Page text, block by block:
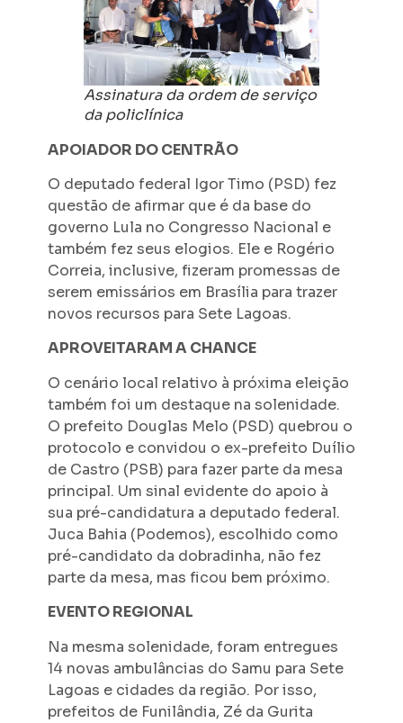
Assinatura da ordem de serviço
da policlínica
APOIADOR DO CENTRÃO
O deputado federal Igor Timo (PSD) fez
questão de afirmar que é da base do
governo Lula no Congresso Nacional e
também fez seus elogios. Ele e Rogério
Correia, inclusive, fizeram promessas de
serem emissários em Brasília para trazer
novos recursos para Sete Lagoas.
APROVEITARAM A CHANCE
O cenário local relativo à próxima eleição
também foi um destaque na solenidade.
O prefeito Douglas Melo (PSD) quebrou o
protocolo e convidou o ex-prefeito Duílio
de Castro (PSB) para fazer parte da mesa
principal. Um sinal evidente do apoio à
sua pré-candidatura a deputado federal.
Juca Bahia (Podemos), escolhido como
pré-candidato da dobradinha, não fez
parte da mesa, mas ficou bem próximo.
EVENTO REGIONAL
Na mesma solenidade, foram entregues
14 novas ambulâncias do Samu para Sete
Lagoas e cidades da região. Por isso,
prefeitos de Funilândia, Zé da Gurita